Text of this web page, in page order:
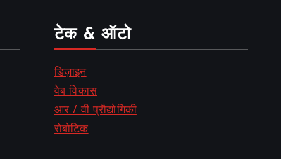
टेक & ऑटो
डिज़ाइन
वेब विकास
आर / वी प्रौद्योगिकी
रोबोटिक